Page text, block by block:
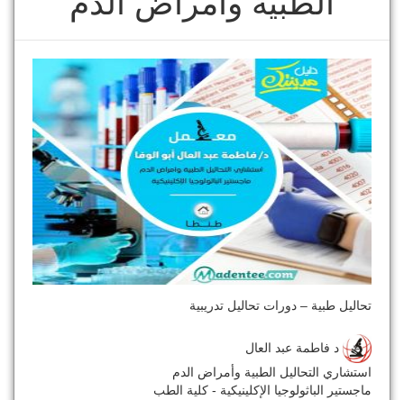
تحاليل طبية – دورات تحاليل تدريبية
د فاطمة عبد العال
استشاري التحاليل الطبية وأمراض الدم
ماجستير الباثولوجيا الإكلينيكية - كلية الطب